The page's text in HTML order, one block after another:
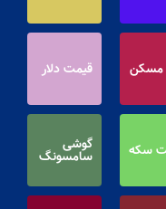
قیمت دلار
سامسونگ